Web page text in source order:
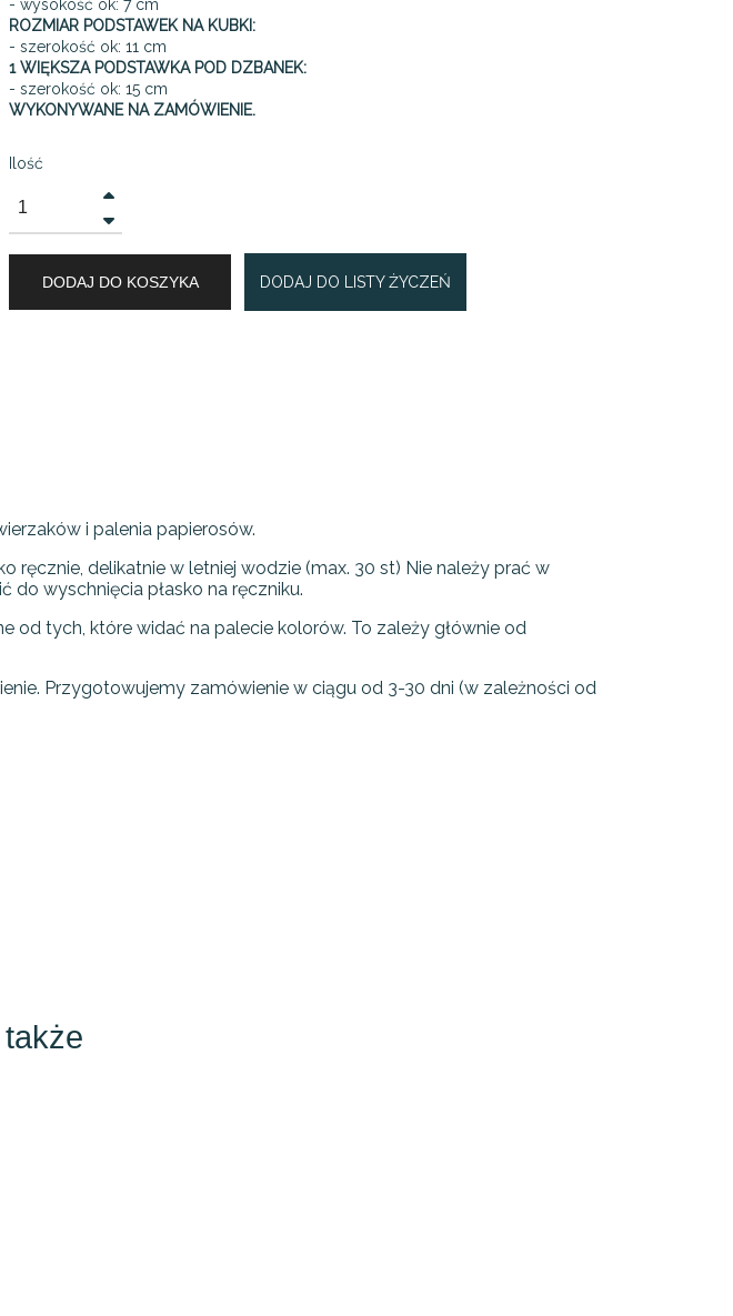
- wysokość ok: 7 cm
ROZMIAR PODSTAWEK NA KUBKI:
- szerokość ok: 11 cm
1 WIĘKSZA PODSTAWKA POD DZBANEK:
- szerokość ok: 15 cm
WYKONYWANE NA ZAMÓWIENIE.
Ilość
DODAJ DO KOSZYKA DODAJ DO LISTY ŻYCZEŃ
i palenia papierosów.
ręcznie, delikatnie w letniej wodzie (max. 30 st) Nie należy prać w
do wyschnięcia płasko na ręczniku.
od tych, które widać na palecie kolorów. To zależy głównie od
Przygotowujemy zamówienie w ciągu od 3-30 dni (w zależności od